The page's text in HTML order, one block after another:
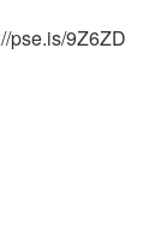
pse.is/9Z6ZD